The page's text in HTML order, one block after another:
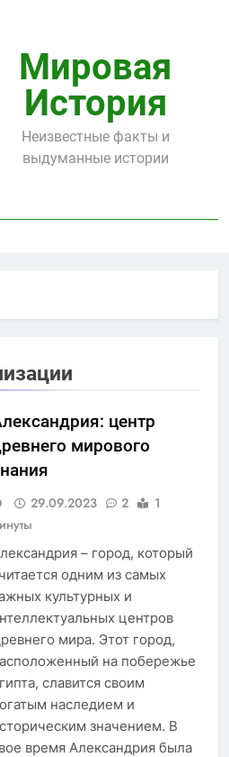
Мировая
История
Неизвестные факты и
выдуманные истории
центр
мирового
29.09.2023 2
1
– город, который
одним из самых
культурных и
центров
мира. Этот город,
на побережье
славится своим
наследием и
значением. В
время Александрия была